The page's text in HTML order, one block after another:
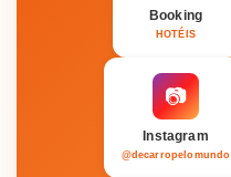
Booking
HOTÉIS
📷
Instagram
@decarropelomundo